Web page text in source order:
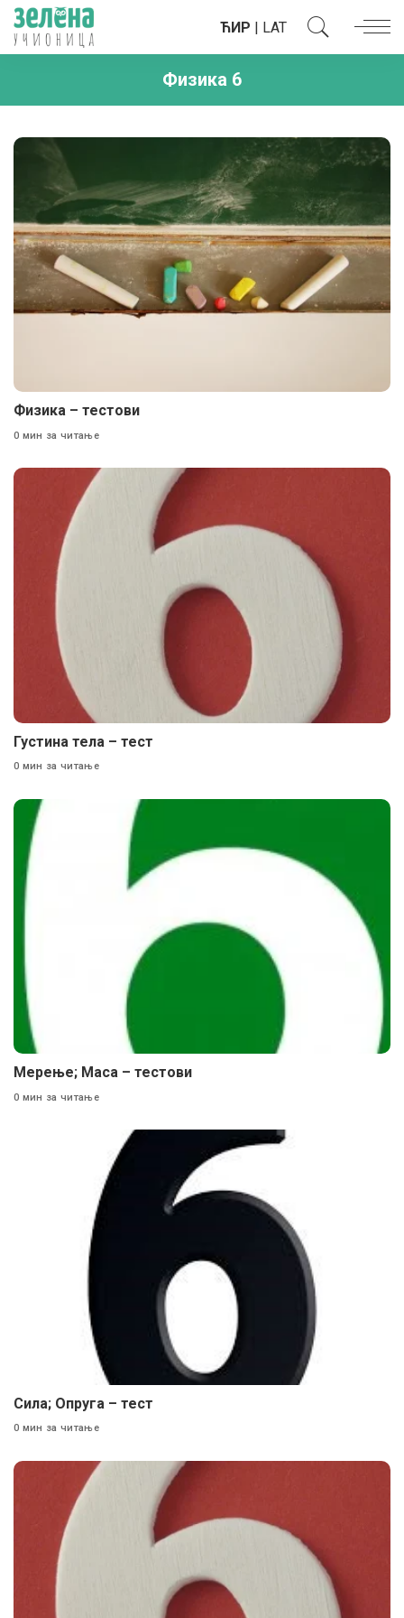
ЋИР | LAT
Физика 6
Физика – тестови
0 мин за читање
Густина тела – тест
0 мин за читање
Мерење; Маса – тестови
0 мин за читање
Сила; Опруга – тест
0 мин за читање